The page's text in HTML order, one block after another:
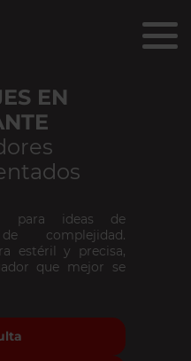
EN
para ideas de
complejidad.
estéril y precisa,
que mejor se